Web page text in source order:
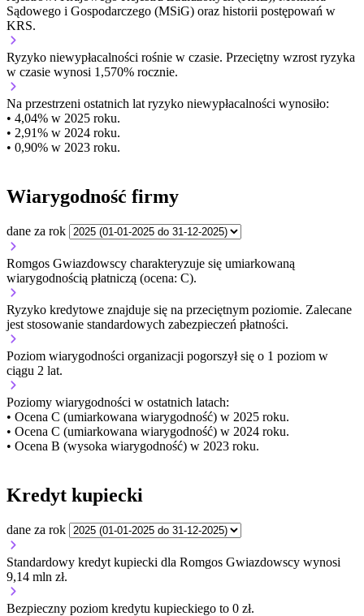
Sądowego i Gospodarczego (MSiG) oraz historii postępowań w
KRS.
Ryzyko niewypłacalności rośnie w czasie. Przeciętny wzrost ryzyka
w czasie wynosi 1,570% rocznie.
Na przestrzeni ostatnich lat ryzyko niewypłacalności wynosiło:
• 4,04% w 2025 roku.
• 2,91% w 2024 roku.
• 0,90% w 2023 roku.
Wiarygodność firmy
dane za rok
Romgos Gwiazdowscy charakteryzuje się umiarkowaną
wiarygodnością płatniczą (ocena: C).
Ryzyko kredytowe znajduje się na przeciętnym poziomie. Zalecane
jest stosowanie standardowych zabezpieczeń płatności.
Poziom wiarygodności organizacji pogorszył się o 1 poziom w
ciągu 2 lat.
Poziomy wiarygodności w ostatnich latach:
• Ocena C (umiarkowana wiarygodność) w 2025 roku.
• Ocena C (umiarkowana wiarygodność) w 2024 roku.
• Ocena B (wysoka wiarygodność) w 2023 roku.
Kredyt kupiecki
dane za rok
Standardowy kredyt kupiecki dla Romgos Gwiazdowscy wynosi
9,14 mln zł.
Bezpieczny poziom kredytu kupieckiego to 0 zł.